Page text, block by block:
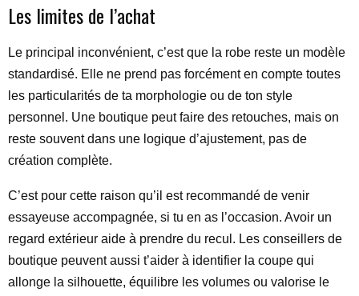
Les limites de l’achat
Le principal inconvénient, c’est que la robe reste un modèle
standardisé. Elle ne prend pas forcément en compte toutes
les particularités de ta morphologie ou de ton style
personnel. Une boutique peut faire des retouches, mais on
reste souvent dans une logique d’ajustement, pas de
création complète.
C’est pour cette raison qu’il est recommandé de venir
essayeuse accompagnée, si tu en as l’occasion. Avoir un
regard extérieur aide à prendre du recul. Les conseillers de
boutique peuvent aussi t’aider à identifier la coupe qui
allonge la silhouette, équilibre les volumes ou valorise le